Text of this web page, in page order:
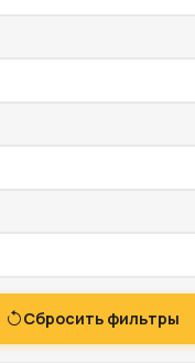
Сбросить фильтры